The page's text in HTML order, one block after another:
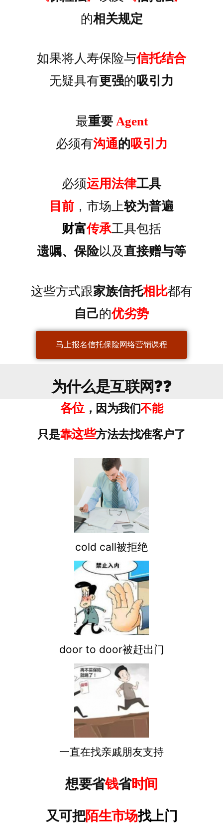
的相关规定
如果将人寿保险与信托结合
无疑具有更强的吸引力
最重要Agent
必须有沟通的吸引力
必须运用法律工具
目前 ，市场上较为普遍
财富传承工具包括
遗嘱、保险以及直接赠与等
这些方式跟家族信托相比都有
自己的优劣势
马上报名信托保险网络营销课程
为什么是互联网❓❓
各位，因为我们不能
只是靠这些方法去找准客户了
cold call被拒绝
door to door被赶出门
一直在找亲戚朋友支持
想要省钱省时间
又可把陌生市场找上门